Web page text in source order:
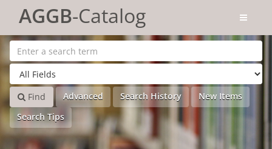
AGGB-Catalog
Find Advanced Search History
New Items
Search Tips